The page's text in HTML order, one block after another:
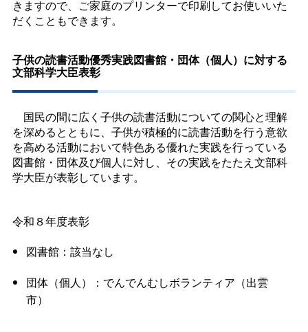
きますので、ご家庭のプリンターで印刷してお使いいた
だくこともできます。
子供の読書活動優秀実践図書館・団体（個人）に対する
文部科学大臣表彰
国民の間に広く子供の読書活動についての関心と理解
を深めるとともに、子供が積極的に読書活動を行う意欲
を高める活動において特色ある優れた実践を行っている
図書館・団体及び個人に対し、その実践をたたえ文部科
学大臣が表彰しています。
令和８年度表彰
図書館：該当なし
団体（個人）：でんでんむしボランティア（出雲
市）